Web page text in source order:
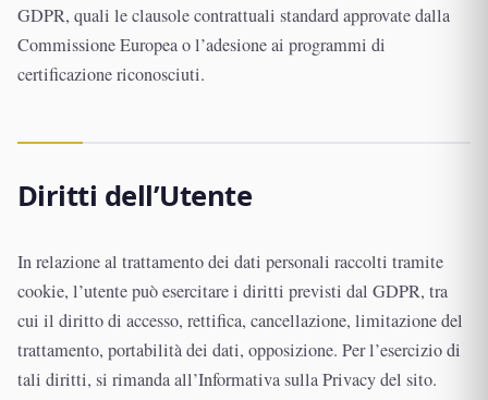
GDPR, quali le clausole contrattuali standard approvate dalla
Commissione Europea o l’adesione ai programmi di
certificazione riconosciuti.
Diritti dell’Utente
In relazione al trattamento dei dati personali raccolti tramite
cookie, l’utente può esercitare i diritti previsti dal GDPR, tra
cui il diritto di accesso, rettifica, cancellazione, limitazione del
trattamento, portabilità dei dati, opposizione. Per l’esercizio di
tali diritti, si rimanda all’Informativa sulla Privacy del sito.